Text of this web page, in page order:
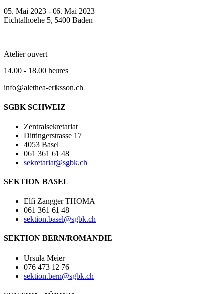
05. Mai 2023 - 06. Mai 2023
Eichtalhoehe 5, 5400 Baden
Atelier ouvert
14.00 - 18.00 heures
info@alethea-eriksson.ch
SGBK SCHWEIZ
Zentralsekretariat
Dittingerstrasse 17
4053 Basel
061 361 61 48
sekretariat@sgbk.ch
SEKTION BASEL
Elfi Zangger THOMA
061 361 61 48
sektion.basel@sgbk.ch
SEKTION BERN/ROMANDIE
Ursula Meier
076 473 12 76
sektion.bern@sgbk.ch